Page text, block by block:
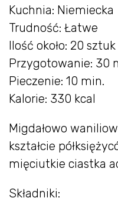
Kuchnia: Niemiecka
Trudność: Łatwe
Ilość około: 20 sztuk
Przygotowanie: 30
Pieczenie: 10 min.
Kalorie: 330 kcal
Migdałowo
kształcie
mięciutkie ciastka
Składniki: